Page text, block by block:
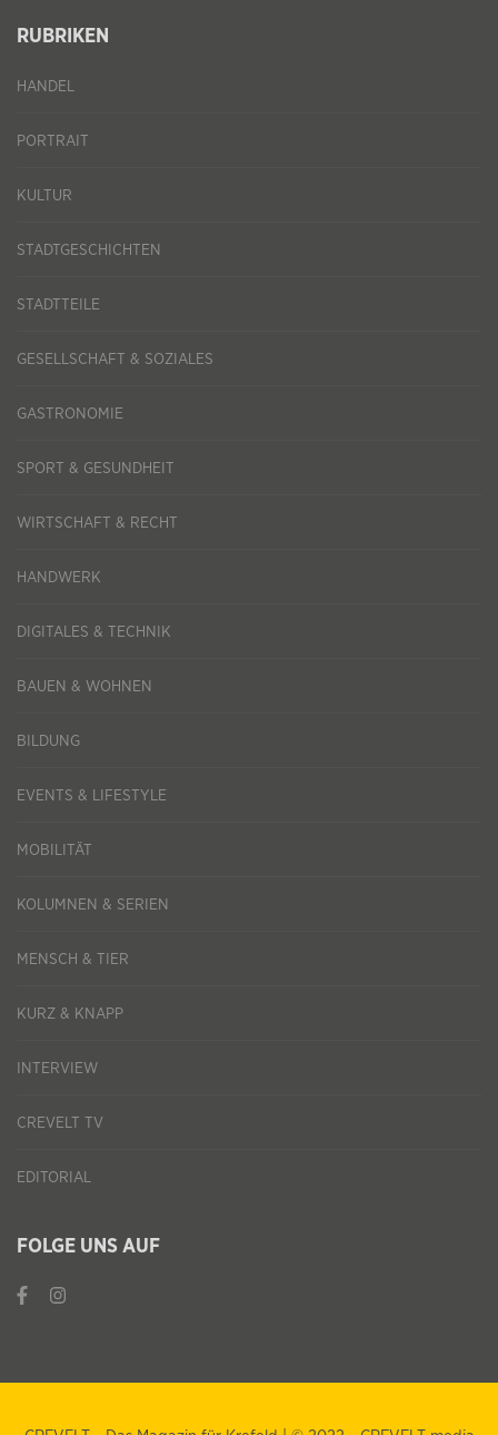
RUBRIKEN
HANDEL
PORTRAIT
KULTUR
STADTGESCHICHTEN
STADTTEILE
GESELLSCHAFT & SOZIALES
GASTRONOMIE
SPORT & GESUNDHEIT
WIRTSCHAFT & RECHT
HANDWERK
DIGITALES & TECHNIK
BAUEN & WOHNEN
BILDUNG
EVENTS & LIFESTYLE
MOBILITÄT
KOLUMNEN & SERIEN
MENSCH & TIER
KURZ & KNAPP
INTERVIEW
CREVELT TV
EDITORIAL
FOLGE UNS AUF